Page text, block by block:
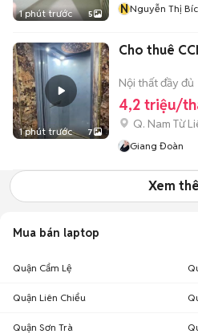
1 phút trước 5
NNguyễn Thị
1 phút trước 7
Cho thuê
Nội thất đầy đủ
4,2 triệu/
Q. Nam Từ
Giang Đoàn
Xem
Mua bán laptop
Quận Cẩm Lệ
Quận Liên Chiểu
Quận Sơn Trà